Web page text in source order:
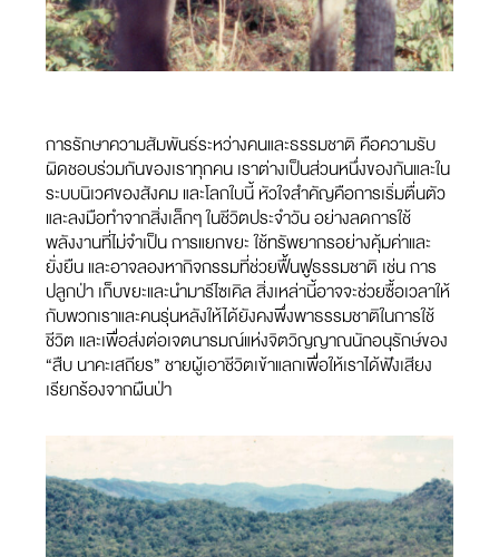
การรักษาความสัมพันธ์ระหว่างคนและธรรมชาติ คือความรับ
ผิดชอบร่วมกันของเราทุกคน เราต่างเป็นส่วนหนึ่งของกันและใน
ระบบนิเวศของสังคม และโลกใบนี้ หัวใจสำคัญคือการเริ่มตื่นตัว
และลงมือทำจากสิ่งเล็กๆ ในชีวิตประจำวัน อย่างลดการใช้
พลังงานที่ไม่จำเป็น การแยกขยะ ใช้ทรัพยากรอย่างคุ้มค่าและ
ยั่งยืน และอาจลองหากิจกรรมที่ช่วยฟื้นฟูธรรมชาติ เช่น การ
ปลูกป่า เก็บขยะและนำมารีไซเคิล สิ่งเหล่านี้อาจจะช่วยซื้อเวลาให้
กับพวกเราและคนรุ่นหลังให้ได้ยังคงพึ่งพาธรรมชาติในการใช้
ชีวิต และเพื่อส่งต่อเจตนารมณ์แห่งจิตวิญญาณนักอนุรักษ์ของ
“สืบ นาคะเสถียร” ชายผู้เอาชีวิตเข้าแลกเพื่อให้เราได้ฟังเสียง
เรียกร้องจากผืนป่า